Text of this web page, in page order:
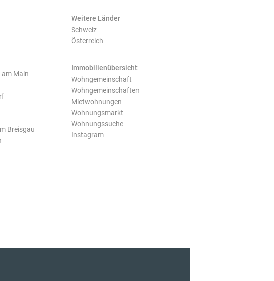
Main
Breisgau
Weitere Länder
Schweiz
Österreich
Immobilienübersicht
Wohngemeinschaft
Wohngemeinschaften
Mietwohnungen
Wohnungsmarkt
Wohnungssuche
Instagram